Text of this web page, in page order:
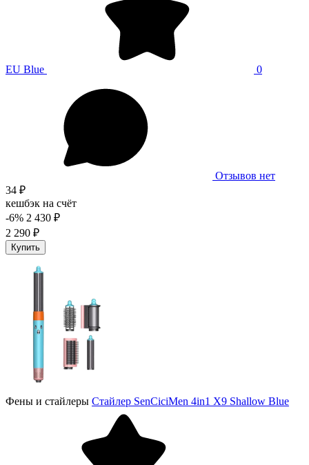
EU Blue 0
Отзывов нет
34 ₽
кешбэк на счёт
-6% 2 430 ₽
2 290 ₽
Купить
Фены и стайлеры Стайлер SenCiciMen 4in1 X9 Shallow Blue